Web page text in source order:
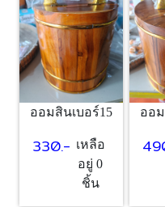
ออมสินเบอร์15
330.- เหลือ
อยู่ 0
ชิ้น
ออ